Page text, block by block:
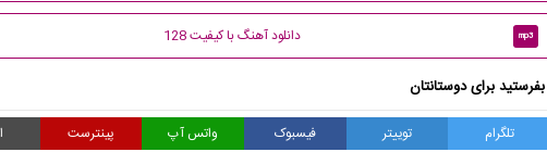
mp3 دانلود آهنگ با کیفیت 128
بفرستید برای دوستانتان
تلگرام توییتر فیسبوک واتس آپ پینترست